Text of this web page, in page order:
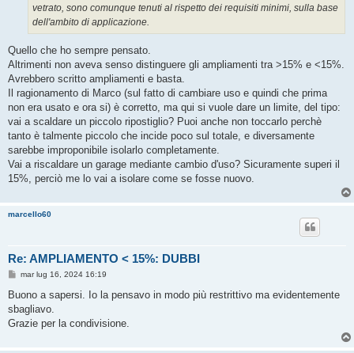
vetrato, sono comunque tenuti al rispetto dei requisiti minimi, sulla base
dell'ambito di applicazione.
Quello che ho sempre pensato.
Altrimenti non aveva senso distinguere gli ampliamenti tra >15% e <15%.
Avrebbero scritto ampliamenti e basta.
Il ragionamento di Marco (sul fatto di cambiare uso e quindi che prima
non era usato e ora si) è corretto, ma qui si vuole dare un limite, del tipo:
vai a scaldare un piccolo ripostiglio? Puoi anche non toccarlo perchè
tanto è talmente piccolo che incide poco sul totale, e diversamente
sarebbe improponibile isolarlo completamente.
Vai a riscaldare un garage mediante cambio d'uso? Sicuramente superi il
15%, perciò me lo vai a isolare come se fosse nuovo.
marcello60
Re: AMPLIAMENTO < 15%: DUBBI
M
s
a
g
o
mar lug 16, 2024 16:19
Buono a sapersi. Io la pensavo in modo più restrittivo ma evidentemente
sbagliavo.
Grazie per la condivisione.